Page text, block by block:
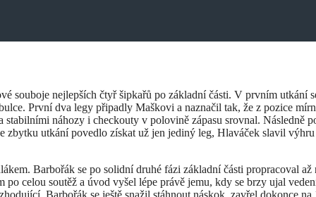
souboje nejlepších čtyř šipkařů po základní části. V prvním utkání
První dva legy připadly Maškovi a naznačil tak, že z pozice
náhozy i checkouty v polovině zápasu srovnal. Následně
utkání povedlo získat už jen jediný leg, Hlaváček slavil
Barbořák se po solidní druhé fázi základní části propracoval až
celou soutěž a úvod vyšel lépe právě jemu, kdy se brzy ujal
Barbořák se ještě snažil stáhnout náskok, zavřel dokonce na